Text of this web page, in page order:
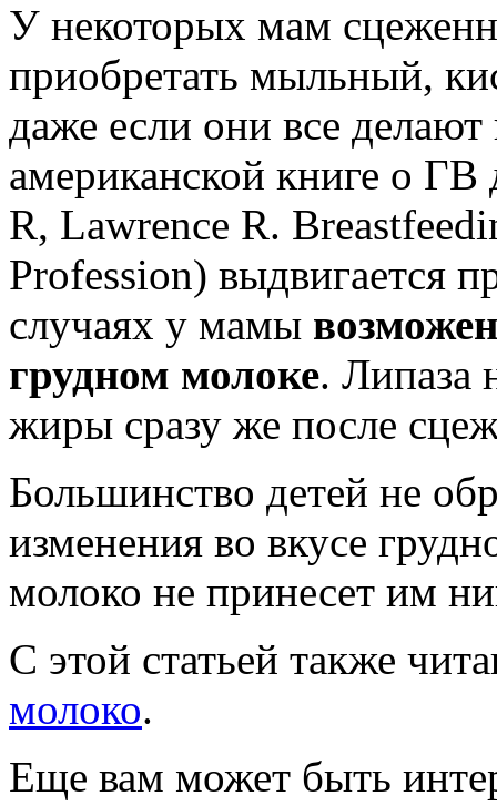
У некоторых мам
приобретать мыльный,
даже если они все
американской книге о ГВ
R, Lawrence R.
Profession) выдвигается
случаях у мамы
грудном молоке. Липаза
жиры сразу же после
Большинство детей не
изменения во вкусе
молоко не принесет им
C этой статьей также
молоко.
Еще вам может быть